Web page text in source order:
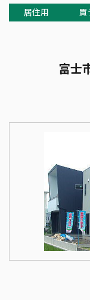
居住用 買
富士